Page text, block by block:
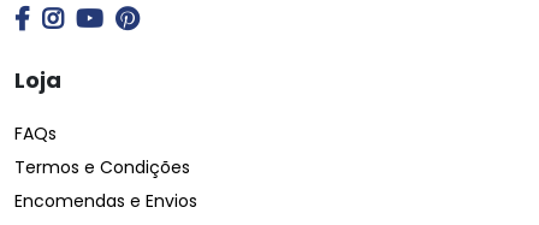
Loja
FAQs
Termos e Condições
Encomendas e Envios